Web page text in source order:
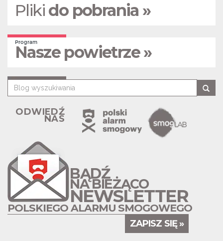
Pliki do pobrania »
Program
Nasze powietrze »
ODWIEDŹ
NAS
BĄDŹ
NA BIEŻĄCO
NEWSLETTER
POLSKIEGO ALARMU SMOGOWEGO
ZAPISZ SIĘ »